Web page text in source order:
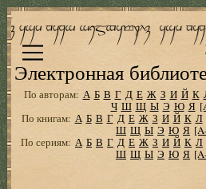
Электронная
По авторам: А Б В Г Д Е Ж З И Й К
Ч Ш Щ Ы Э Ю Я
По книгам: А Б В Г Д Е Ж З И Й К Л
Ш Щ Ы Э Ю Я
По сериям: А Б В Г Д Е Ж З И Й К Л
Ш Щ Ы Э Ю Я